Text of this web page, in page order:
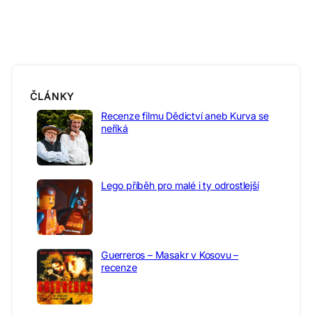
ČLÁNKY
Recenze filmu Dědictví aneb Kurva se
neříká
Lego příběh pro malé i ty odrostlejší
Guerreros – Masakr v Kosovu –
recenze